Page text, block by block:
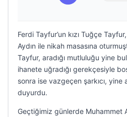
Ferdi Tayfur’un kızı Tuğçe
Aydın ile nikah masasına
Tayfur, aradığı mutluluğu yine
ihanete uğradığı gerekçesiyle
sonra ise vazgeçen şarkıcı, yine
duyurdu.
Geçtiğimiz günlerde Muhammet